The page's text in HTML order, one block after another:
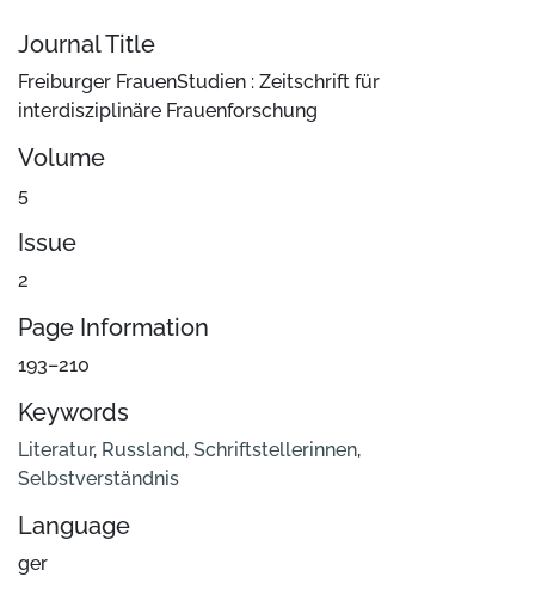
Journal Title
Freiburger FrauenStudien : Zeitschrift für
interdisziplinäre Frauenforschung
Volume
5
Issue
2
Page Information
193–210
Keywords
Literatur, Russland, Schriftstellerinnen,
Selbstverständnis
Language
ger